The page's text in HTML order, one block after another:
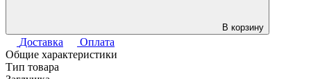
В корзину
Доставка
Оплата
Общие характеристики
Тип товара